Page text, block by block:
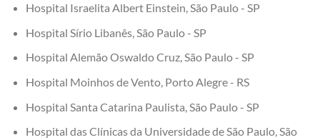
Hospital Israelita Albert Einstein, São Paulo - SP
Hospital Sírio Libanês, São Paulo - SP
Hospital Alemão Oswaldo Cruz, São Paulo - SP
Hospital Moinhos de Vento, Porto Alegre - RS
Hospital Santa Catarina Paulista, São Paulo - SP
Hospital das Clínicas da Universidade de São Paulo, São